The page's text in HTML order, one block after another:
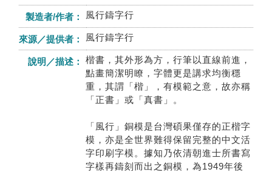
製造者/作者： 風行鑄字行
來源／提供者： 風行鑄字行
說明／描述：
楷書，其外形為方，行筆以直線前進，
點畫簡潔明瞭，字體更是講求均衡穩
重，其謂「楷」，有模範之意，故亦稱
「正書」或「真書」。
「風行」銅模是台灣碩果僅存的正楷字
模，亦是全世界難得保留完整的中文活
字印刷字模。據知乃依清朝進士所書寫
字樣再鑄刻而出之銅模，為1949年後